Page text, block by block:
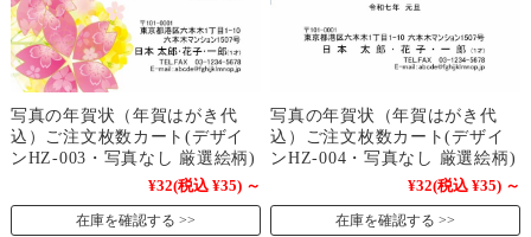
写真の年賀状（年賀はがき代
込）ご注文枚数カート(デザイ
ンHZ-003・写真なし 厳選絵柄)
¥32(税込 ¥35) ～
在庫を確認する
写真の年賀状（年賀はがき代
込）ご注文枚数カート(デザイ
ンHZ-004・写真なし 厳選絵柄)
¥32(税込 ¥35) ～
在庫を確認する